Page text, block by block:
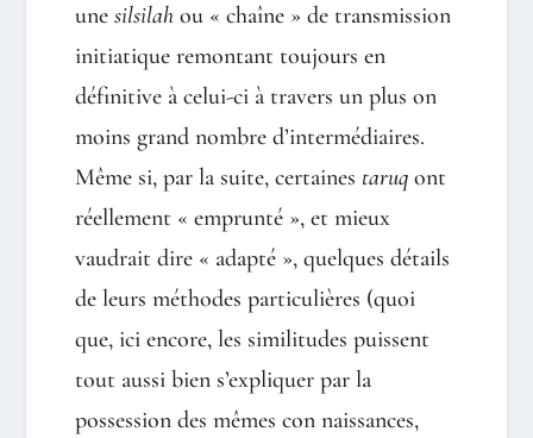
une silsilahou « chaîne » de transmission
initiatique remontant toujours en
définitive à celui-ci à travers un plus on
moins grand nombre d’intermédiaires.
Même si, par la suite, certaines taruqont
réellement « emprunté », et mieux
vaudrait dire « adapté », quelques détails
de leurs méthodes particulières (quoi
que, ici encore, les similitudes puissent
tout aussi bien s’expliquer par la
possession des mêmes con naissances,